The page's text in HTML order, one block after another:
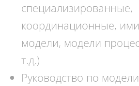
специализированные,
координационные,
модели, модели
т.д.)
Руководство по